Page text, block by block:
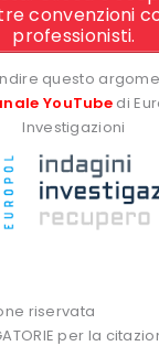
convenzioni
professionisti.
questo
YouTube di
Investigazioni
riservata
per la